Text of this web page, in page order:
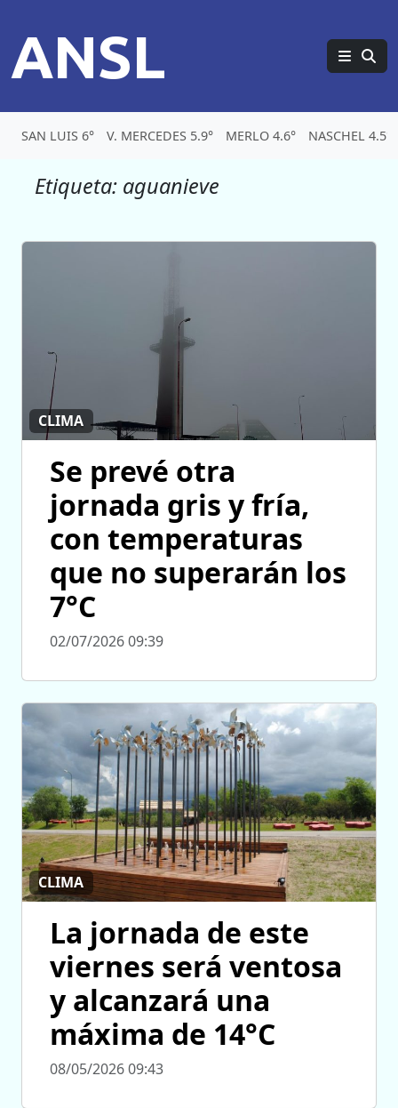
ANSL
SAN LUIS 6° V. MERCEDES 5.9° MERLO 4.6° NASCHEL 4.5°
Etiqueta: aguanieve
CLIMA
Se prevé otra
jornada gris y fría,
con temperaturas
que no superarán los
7°C
02/07/2026 09:39
CLIMA
La jornada de este
viernes será ventosa
y alcanzará una
máxima de 14°C
08/05/2026 09:43